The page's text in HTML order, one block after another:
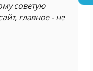
советую
главное - не